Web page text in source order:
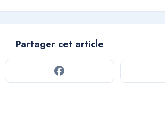
Partager cet article